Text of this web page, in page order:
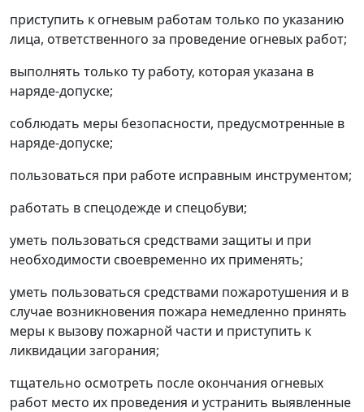
приступить к огневым работам только по указанию
лица, ответственного за проведение огневых работ;
выполнять только ту работу, которая указана в
наряде-допуске;
соблюдать меры безопасности, предусмотренные в
наряде-допуске;
пользоваться при работе исправным инструментом;
работать в спецодежде и спецобуви;
уметь пользоваться средствами защиты и при
необходимости своевременно их применять;
уметь пользоваться средствами пожаротушения и в
случае возникновения пожара немедленно принять
меры к вызову пожарной части и приступить к
ликвидации загорания;
тщательно осмотреть после окончания огневых
работ место их проведения и устранить выявленные